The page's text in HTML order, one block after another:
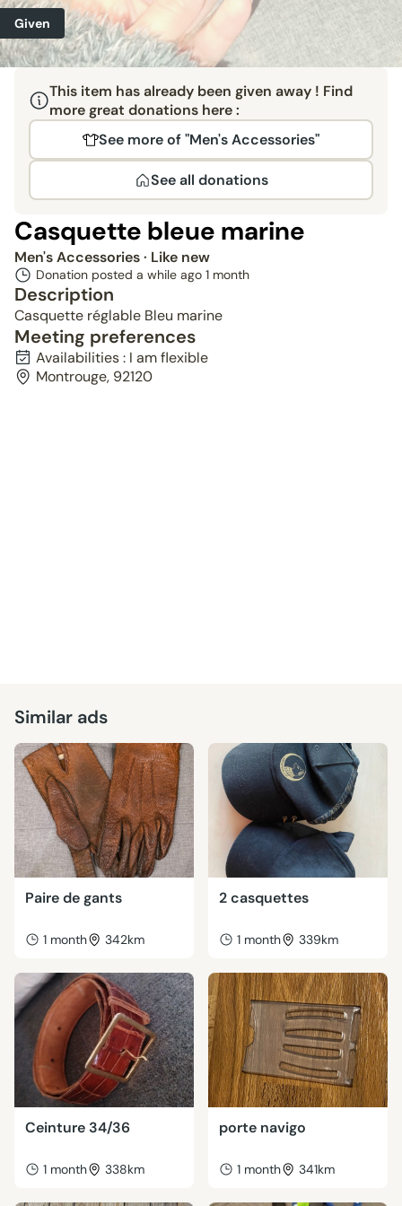
Given
This item has already been given away ! Find
more great donations here :
See more of "Men's Accessories"
See all donations
Casquette bleue marine
Men's Accessories· Like new
Donation posted a while ago 1 month
Description
Casquette réglable Bleu marine
Meeting preferences
Availabilities : I am flexible
Montrouge, 92120
Similar ads
Paire de gants
1 month 342km
2 casquettes
1 month 339km
Ceinture 34/36
1 month 338km
porte navigo
1 month 341km